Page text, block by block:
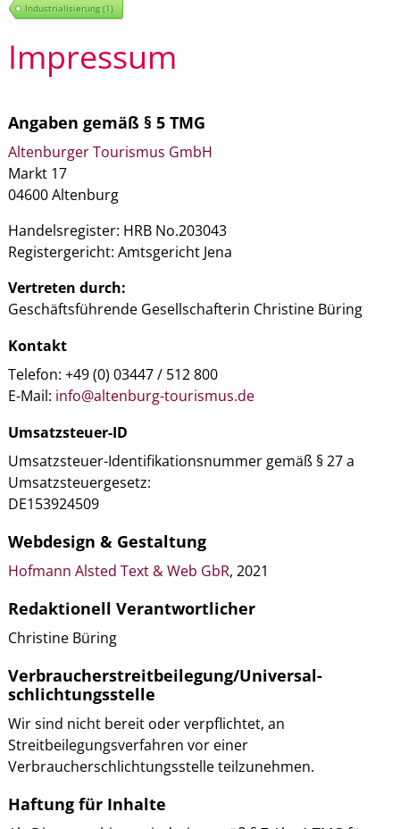
Industrialisierung(1)
Impressum
Angaben gemäß § 5 TMG
Altenburger Tourismus GmbH
Markt 17
04600 Altenburg
Handelsregister: HRB No.203043
Registergericht: Amtsgericht Jena
Vertreten durch:
Geschäftsführende Gesellschafterin Christine Büring
Kontakt
Telefon: +49 (0) 03447 / 512 800
E-Mail: info@altenburg-tourismus.de
Umsatzsteuer-ID
Umsatzsteuer-Identifikationsnummer gemäß § 27 a
Umsatzsteuergesetz:
DE153924509
Webdesign & Gestaltung
Hofmann Alsted Text & Web GbR, 2021
Redaktionell Verantwortlicher
Christine Büring
Verbraucher­streit­beilegung/Universal­
schlichtungs­stelle
Wir sind nicht bereit oder verpflichtet, an
Streitbeilegungsverfahren vor einer
Verbraucherschlichtungsstelle teilzunehmen.
Haftung für Inhalte